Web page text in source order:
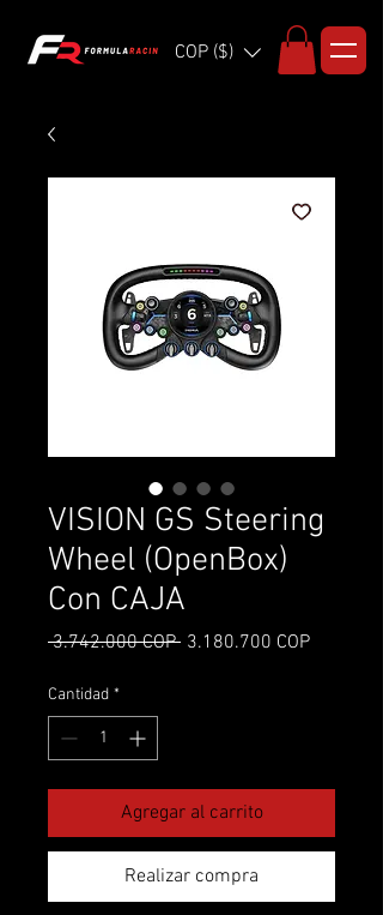
COP ($)
VISION GS Steering
Wheel (OpenBox)
Con CAJA
3.742.000 COP Precio
3.180.700 COPPrecio
Cantidad *
Agregar al carrito
Realizar compra